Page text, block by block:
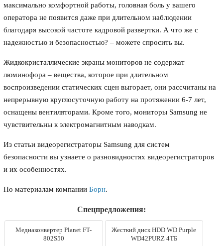
максимально комфортной работы, головная боль у вашего
оператора не появится даже при длительном наблюдении
благодаря высокой частоте кадровой развертки. А что же с
надежностью и безопасностью? – можете спросить вы.
Жидкокристаллические экраны мониторов не содержат
люминофора – вещества, которое при длительном
воспроизведении статических сцен выгорает, они рассчитаны на
непрерывную круглосуточную работу на протяжении 6-7 лет,
оснащены вентиляторами. Кроме того, мониторы Samsung не
чувствительны к электромагнитным наводкам.
Из статьи видеорегистраторы Samsung для систем
безопасности вы узнаете о разновидностях видеорегистраторов
и их особенностях.
По материалам компанииБорн.
Спецпредложения:
Медиаконвертер Planet FT-
802S50
Жесткий диск HDD WD Purple
WD42PURZ 4ТБ